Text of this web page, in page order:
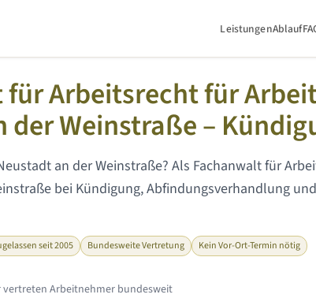
LeistungenAblauf
Arbeitsrecht für
der Weinstraße–
an der Weinstraße? Als Fachanwalt für
bei Kündigung, Abfindungsverhandlung
seit 2005 Bundesweite Vertretung Kein Vor-Ort-Termin nötig
vertreten Arbeitnehmer bundesweit